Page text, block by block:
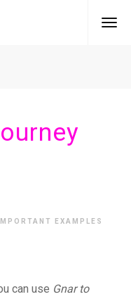
IMPORTANT EXAMPLES
can use Gnar to